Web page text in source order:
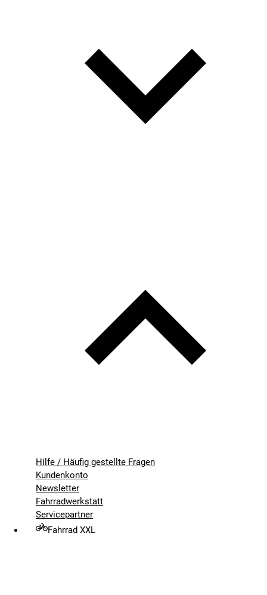
Hilfe / Häufig gestellte Fragen
Kundenkonto
Newsletter
Fahrradwerkstatt
Servicepartner
Fahrrad XXL